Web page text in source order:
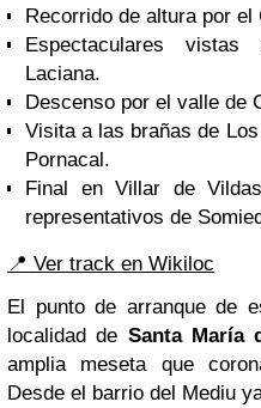
Recorrido de altura por
Espectaculares
Laciana.
Descenso por el valle de
Visita a las brañas de
Pornacal.
Final en Villar de
representativos de
📍 Ver track en Wikiloc
El punto de arranque de
localidad de Santa María
amplia meseta que
Desde el barrio del Mediu